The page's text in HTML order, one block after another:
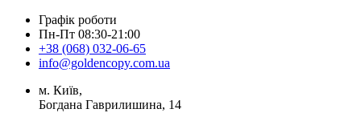
Графік роботи
Пн-Пт 08:30-21:00
+38 (068) 032-06-65
info@goldencopy.com.ua
м. Київ,
Богдана Гаврилишина, 14